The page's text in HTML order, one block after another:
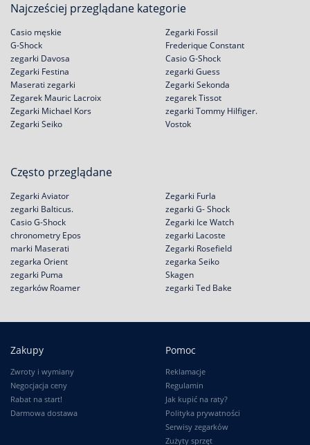
Najcześciej przeglądane kategorie
Casio męskie
G-Shock
zegarki Davosa
Zegarki Festina
Zegarki Fossil
Frederique Constant
Casio G-Shock
zegarki Guess
Maserati zegarki
Zegarek Mauric Lacroix
Zegarki Michael Kors
Zegarki Seiko
Zegarki Sekonda
zegarek Tissot
zegarki Tommy Hilfiger.
Vostok
Często przeglądane
Zegarki Aviator
zegarki Balticus.
Casio G-Shock
chronometry Epos
Zegarki Furla
zegarki G- Shock
Zegarki Ice Watch
zegarki Lacoste
marki Maserati
zegarka Orient
zegarki Puma
zegarków Roamer
Zegarki Rosefield
zegarka Seiko
Skagen
zegarki Ted Bake
Zakupy
Zwroty i wymiany
Negocjacja ceny
Rabat na start!
Darmowa dostawa
Pomoc
Reklamacje
Regulamin
Jak kupić na raty?
Polityka prywatności
Serwisy zegarków
Zużyty sprzęt